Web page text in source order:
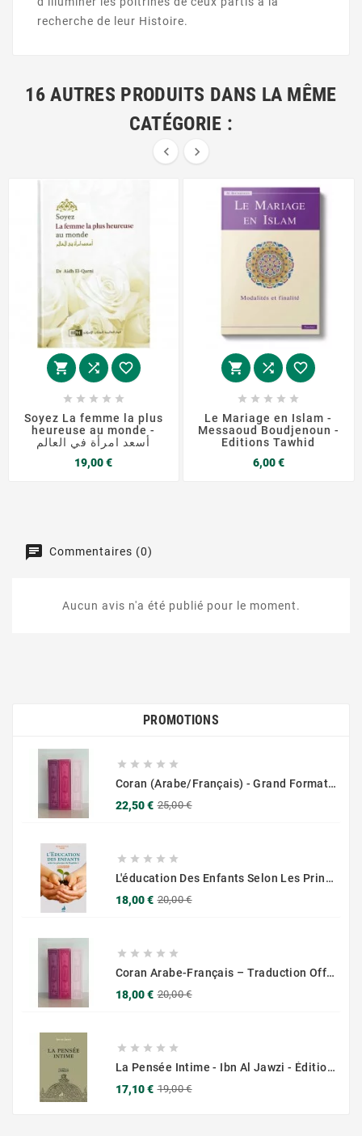
recherche de leur Histoire.
16 AUTRES PRODUITS DANS LA MÊME
CATÉGORIE :
 
  
    
Soyez La femme la plus
heureuse au monde -
أسعد امرأة في العالم
19,00 €Prix
  
    
Le Mariage en Islam -
Messaoud Boudjenoun -
Editions Tawhid
6,00 €Prix
Commentaires (0)
Aucun avis n'a été publié pour le moment.
PROMOTIONS
    
Coran (Arabe/Français) - Grand Format 17x25 - Couverture Daim - Pages Dorées
22,50 € 25,00 €
    
L'éducation Des Enfants Selon Les Principes Du Prophète Sws
18,00 € 20,00 €
    
Coran Arabe-Français – Traduction Officielle (14x20 Cm ) – Couverture Daim Luxees Dorées
18,00 € 20,00 €
    
La Pensée Intime - Ibn Al Jawzi - Éditions Chama (Al Azhar)
17,10 € 19,00 €